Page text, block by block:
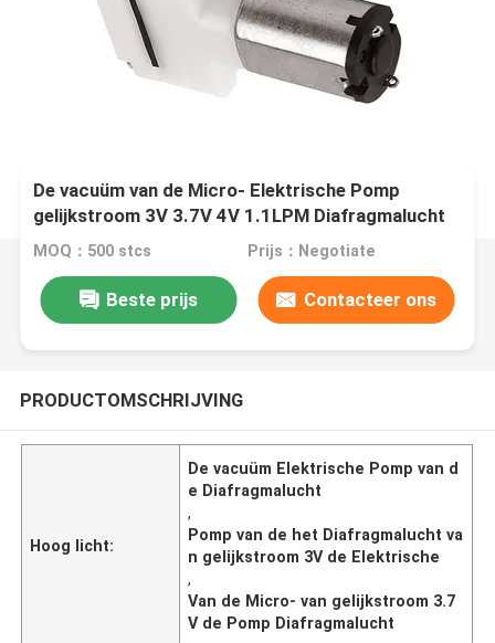
De vacuüm van de Micro- Elektrische Pomp
gelijkstroom 3V 3.7V 4V 1.1LPM Diafragmalucht
voor Sphygmomanometer
MOQ：500 stcs Prijs：Negotiate
Beste prijs Contacteer ons
PRODUCTOMSCHRIJVING
Hoog licht:
De vacuüm Elektrische Pomp van d
e Diafragmalucht
,
Pomp van de het Diafragmalucht va
n gelijkstroom 3V de Elektrische
,
Van de Micro- van gelijkstroom 3.7
V de Pomp Diafragmalucht